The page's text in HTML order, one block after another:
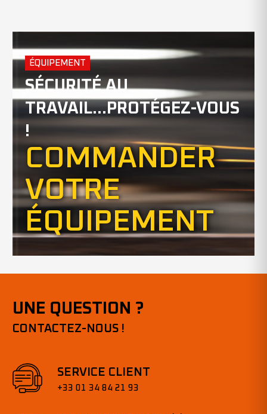
ÉQUIPEMENT
SÉCURITÉ AU
TRAVAIL...PROTÉGEZ-VOUS
!
COMMANDER
VOTRE
ÉQUIPEMENT
UNE QUESTION ?
CONTACTEZ-NOUS !
SERVICE CLIENT
+33 01 34 84 21 93